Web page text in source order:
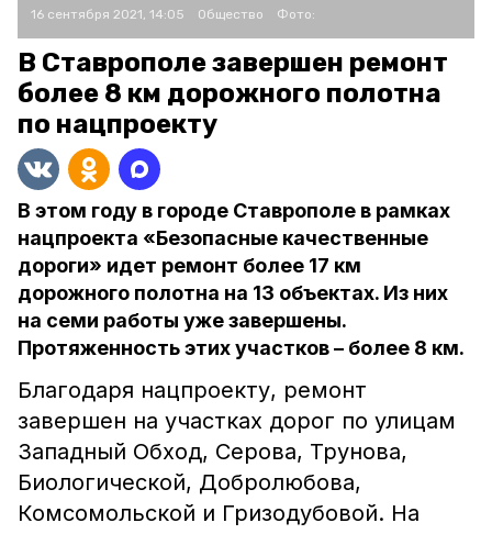
16 сентября 2021, 14:05 Общество Фото:
В Ставрополе завершен ремонт
более 8 км дорожного полотна
по нацпроекту
В этом году в городе Ставрополе в рамках
нацпроекта «Безопасные качественные
дороги» идет ремонт более 17 км
дорожного полотна на 13 объектах. Из них
на семи работы уже завершены.
Протяженность этих участков – более 8 км.
Благодаря нацпроекту, ремонт
завершен на участках дорог по улицам
Западный Обход, Серова, Трунова,
Биологической, Добролюбова,
Комсомольской и Гризодубовой. На